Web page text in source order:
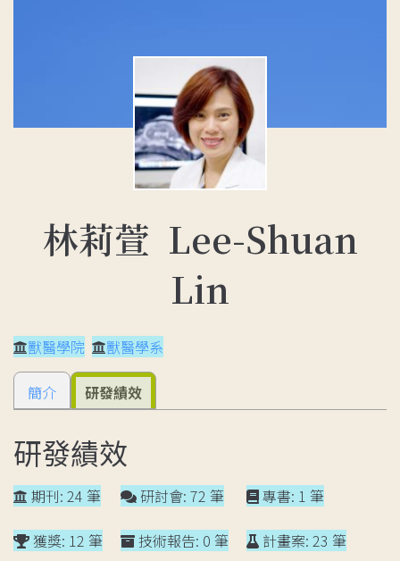
林莉萱 Lee-Shuan
Lin
獸醫學院 獸醫學系
簡介 研發績效
研發績效
期刊: 24 筆
獲獎: 12 筆
研討會: 72 筆
技術報告: 0 筆
專書: 1 筆
計畫案: 23 筆